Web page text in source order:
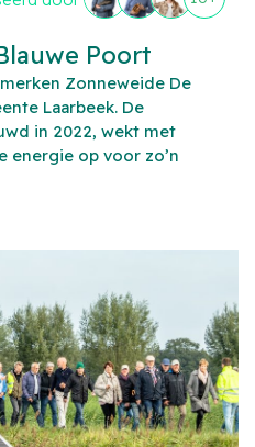
Poort
Zonneweide De
Laarbeek. De
in 2022, wekt met
energie op voor zo’n